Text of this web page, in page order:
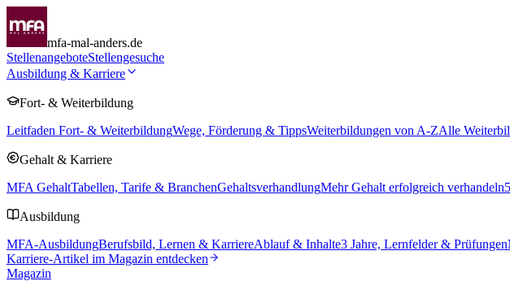
mfa-mal-anders.de
StellenangeboteStellengesuche
Ausbildung & Karriere
Fort- & Weiterbildung
Leitfaden Fort- & WeiterbildungWege, Förderung & TippsWeiterbildungen von A-ZAlle
Gehalt & Karriere
MFA GehaltTabellen, Tarife & BranchenGehaltsverhandlungMehr Gehalt erfolgreich verhandeln
Ausbildung
MFA-AusbildungBerufsbild, Lernen & KarriereAblauf & Inhalte3 Jahre, Lernfelder & Prüfungen
Karriere-Artikel im Magazin entdecken
Magazin